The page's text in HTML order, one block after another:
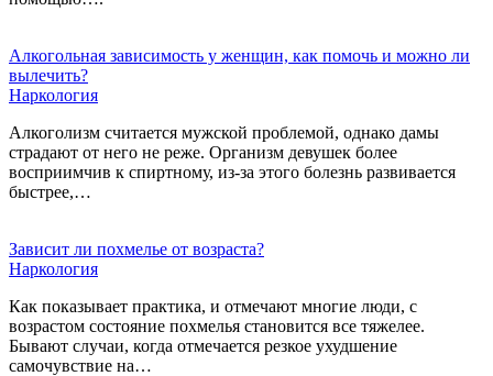
Алкогольная зависимость у женщин, как помочь и можно ли
вылечить?
Наркология
Алкоголизм считается мужской проблемой, однако дамы
страдают от него не реже. Организм девушек более
восприимчив к спиртному, из-за этого болезнь развивается
быстрее,…
Зависит ли похмелье от возраста?
Наркология
Как показывает практика, и отмечают многие люди, с
возрастом состояние похмелья становится все тяжелее.
Бывают случаи, когда отмечается резкое ухудшение
самочувствие на…